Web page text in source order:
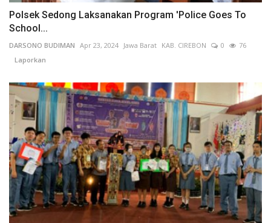
Polsek Sedong Laksanakan Program 'Police Goes To
School...
DARSONO BUDIMAN Apr 23, 2024 Jawa Barat KAB. CIREBON 0
76
Laporkan